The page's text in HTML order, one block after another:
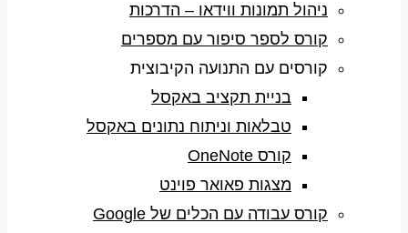
ניהול תמונות ווידאו – הדרכות
קורס לספר סיפור עם מספרים
קורסים עם התנועה הקיבוצית
בניית תקציב באקסל
טבלאות וניתוח נתונים באקסל
קורס OneNote
מצגות פאואר פוינט
קורס עבודה עם הכלים של Google